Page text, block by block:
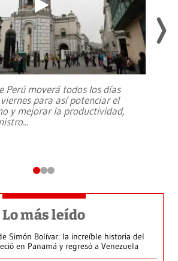
Perú moverá todos los días
para así potenciar el
y mejorar la productividad,
...
Lo más leído
Simón Bolívar: la increíble historia del
en Panamá y regresó a Venezuela